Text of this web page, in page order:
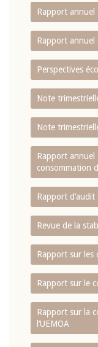
Rapport annuel
Rapport annuel
Perspectives
Note
Note
Rapport annuel
consommation
Rapport
Revue de la
Rapport sur les
Rapport sur le
Rapport sur la
l‘UEMOA